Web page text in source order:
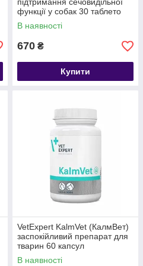
функції у собак 30 таблето
В наявності
670 ₴
Купити
VetExpert KalmVet (КалмВет)
заспокійливий препарат для
тварин 60 капсул
В наявності